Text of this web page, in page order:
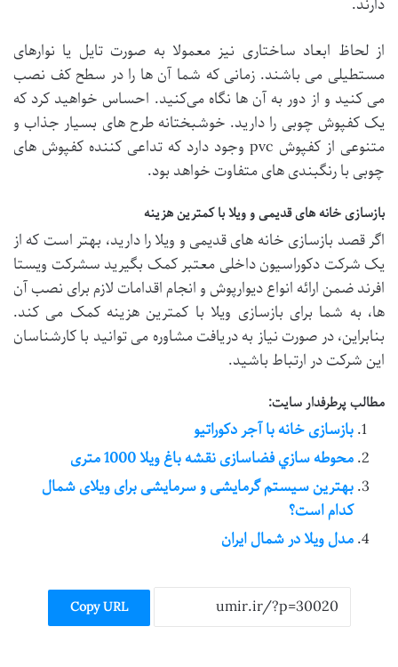
دارند.
از لحاظ ابعاد ساختاری نیز معمولا به صورت تایل یا نوارهای
مستطیلی می باشند. زمانی که شما آن ها را در سطح کف نصب
می کنید و از دور به آن ها نگاه می‌کنید. احساس خواهید کرد که
یک کفپوش چوبی را دارید. خوشبختانه طرح های بسیار جذاب و
متنوعی از کفپوش pvc وجود دارد که تداعی کننده کفپوش های
چوبی با رنگبندی های متفاوت خواهد بود.
بازسازی خانه های قدیمی و ویلا با کمترین هزینه
اگر قصد بازسازی خانه های قدیمی و ویلا را دارید، بهتر است که از
یک شرکت دکوراسیون داخلی معتبر کمک بگیرید سشرکت ویستا
افرند ضمن ارائه انواع دیوارپوش و انجام اقدامات لازم برای نصب آن
ها، به شما برای بازسازی ویلا با کمترین هزینه کمک می کند.
بنابراین، در صورت نیاز به دریافت مشاوره می توانید با کارشناسان
این شرکت در ارتباط باشید.
مطالب پرطرفدار سایت:
بازسازی خانه با آجر دکوراتیو
محوطه سازي فضاسازی نقشه باغ ویلا 1000 متری
بهترین سیستم گرمایشی و سرمایشی برای ویلای شمال
کدام است؟
مدل ویلا در شمال ایران
Copy URL